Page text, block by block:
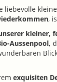
liebevolle
,
kleiner,
Aussenpool,
exquisiten